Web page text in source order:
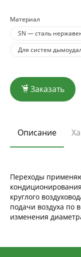
Материал
SN — сталь
Для систем
Заказать
Описание
Переходы
круглого
подачи воздуха по
изменения